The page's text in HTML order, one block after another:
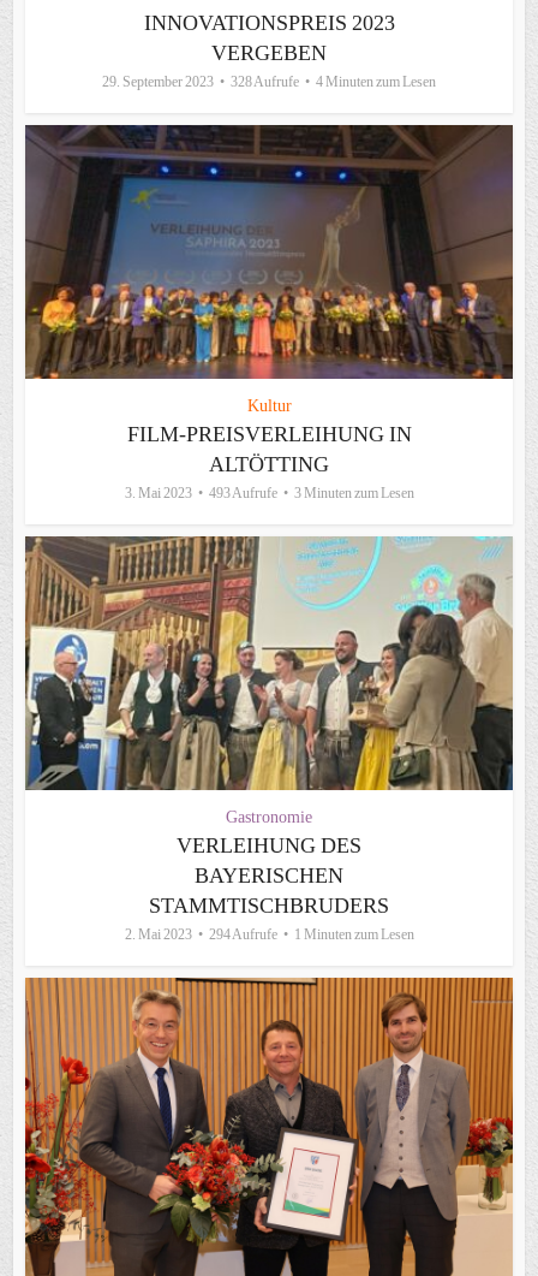
INNOVATIONSPREIS 2023
VERGEBEN
29. September 2023 328 Aufrufe 4 Minuten zum Lesen
Kultur
FILM-PREISVERLEIHUNG IN
ALTÖTTING
3. Mai 2023 493 Aufrufe 3 Minuten zum Lesen
Gastronomie
VERLEIHUNG DES
BAYERISCHEN
STAMMTISCHBRUDERS
2. Mai 2023 294 Aufrufe 1 Minuten zum Lesen